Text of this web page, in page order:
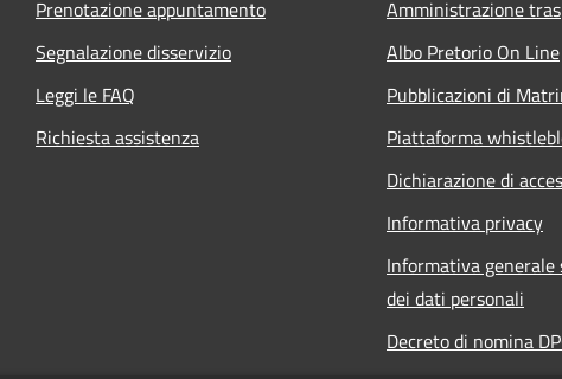
Prenotazione appuntamento
Segnalazione disservizio
Leggi le FAQ
Richiesta assistenza
Amministrazione
Albo Pretorio On Line
Pubblicazioni di
Piattaforma
Dichiarazione di
Informativa privacy
Informativa
dei dati personali
Decreto di nomina